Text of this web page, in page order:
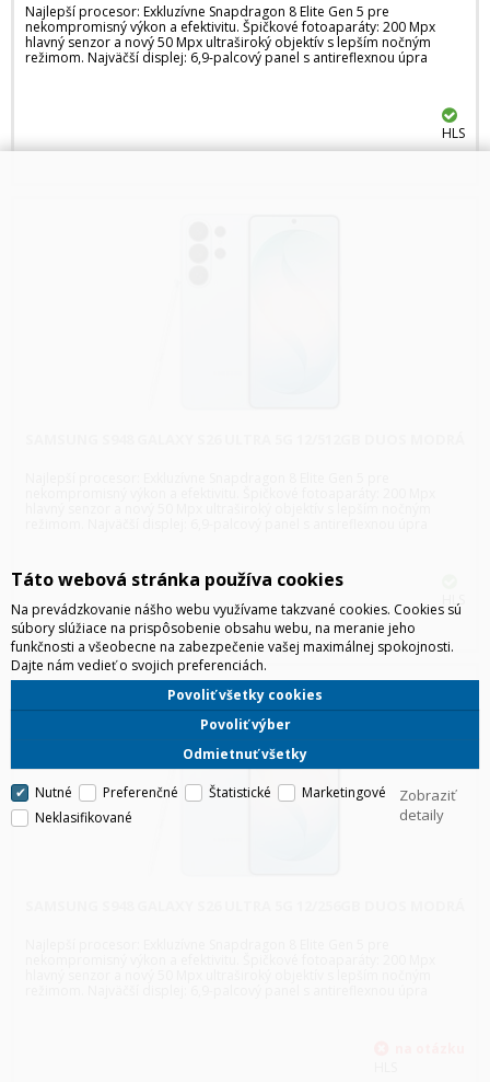
Najlepší procesor: Exkluzívne Snapdragon 8 Elite Gen 5 pre
nekompromisný výkon a efektivitu. Špičkové fotoaparáty: 200 Mpx
hlavný senzor a nový 50 Mpx ultraširoký objektív s lepším nočným
režimom. Najväčší displej: 6,9-palcový panel s antireflexnou úpra
HLS
HLS
Táto webová stránka používa cookies
Na prevádzkovanie nášho webu využívame takzvané cookies. Cookies sú
súbory slúžiace na prispôsobenie obsahu webu, na meranie jeho
funkčnosti a všeobecne na zabezpečenie vašej maximálnej spokojnosti.
Dajte nám vedieť o svojich preferenciách.
Odmietnuť všetky
Povoliť výber
Povoliť všetky cookies
Nutné Preferenčné Štatistické
Marketingové
Neklasifikované
Zobraziť
detaily